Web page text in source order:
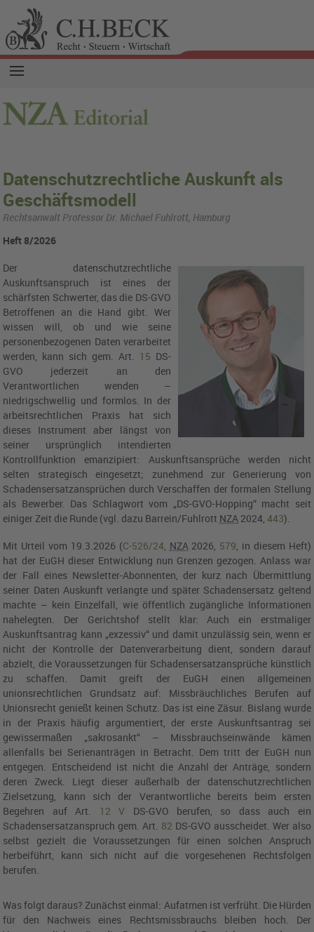
Datenschutzrechtliche Auskunft als
Geschäftsmodell
Rechtsanwalt Professor Dr. Michael Fuhlrott, Hamburg
Heft 8/2026
Der datenschutzrechtliche
Auskunftsanspruch ist eines der
schärfsten Schwerter, das die DS-GVO
Betroffenen an die Hand gibt. Wer
wissen will, ob und wie seine
personenbezogenen Daten verarbeitet
werden, kann sich gem. Art. 15 DS-
GVO jederzeit an den
Verantwortlichen wenden –
niedrigschwellig und formlos. In der
arbeitsrechtlichen Praxis hat sich
dieses Instrument aber längst von
seiner ursprünglich intendierten
Kontrollfunktion emanzipiert: Auskunftsansprüche werden nicht
selten strategisch eingesetzt; zunehmend zur Generierung von
Schadensersatzansprüchen durch Verschaffen der formalen Stellung
als Bewerber. Das Schlagwort vom „DS-GVO-Hopping“ macht seit
einiger Zeit die Runde (vgl. dazu Barrein/Fuhlrott NZA 2024,443).
Mit Urteil vom 19.3.2026 (C-526/24, NZA2026, 579 , in diesem Heft)
hat der EuGH dieser Entwicklung nun Grenzen gezogen. Anlass war
der Fall eines Newsletter-Abonnenten, der kurz nach Übermittlung
seiner Daten Auskunft verlangte und später Schadensersatz geltend
machte – kein Einzelfall, wie öffentlich zugängliche Informationen
nahelegten. Der Gerichtshof stellt klar: Auch ein erstmaliger
Auskunftsantrag kann „exzessiv“ und damit unzulässig sein, wenn er
nicht der Kontrolle der Datenverarbeitung dient, sondern darauf
abzielt, die Voraussetzungen für Schadensersatzansprüche künstlich
zu schaffen. Damit greift der EuGH einen allgemeinen
unionsrechtlichen Grundsatz auf: Missbräuchliches Berufen auf
Unionsrecht genießt keinen Schutz. Das ist eine Zäsur. Bislang wurde
in der Praxis häufig argumentiert, der erste Auskunftsantrag sei
gewissermaßen „sakrosankt“ – Missbrauchseinwände kämen
allenfalls bei Serienanträgen in Betracht. Dem tritt der EuGH nun
entgegen. Entscheidend ist nicht die Anzahl der Anträge, sondern
deren Zweck. Liegt dieser außerhalb der datenschutzrechtlichen
Zielsetzung, kann sich der Verantwortliche bereits beim ersten
Begehren auf Art. 12 V DS-GVO berufen, so dass auch ein
Schadensersatzanspruch gem. Art. 82 DS-GVO ausscheidet. Wer also
selbst gezielt die Voraussetzungen für einen solchen Anspruch
herbeiführt, kann sich nicht auf die vorgesehenen Rechtsfolgen
berufen.
Was folgt daraus? Zunächst einmal: Aufatmen ist verfrüht. Die Hürden
für den Nachweis eines Rechtsmissbrauchs bleiben hoch. Der